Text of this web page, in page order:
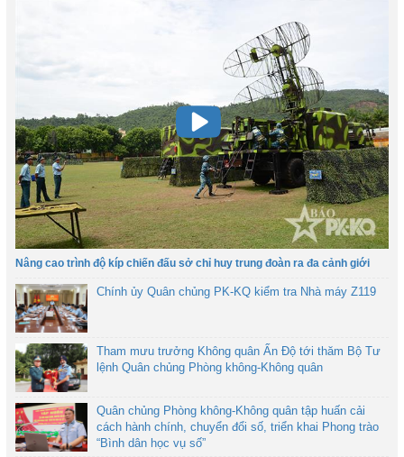
Nâng cao trình độ kíp chiến đấu sở chỉ huy trung đoàn ra đa cảnh giới
Chính ủy Quân chủng PK-KQ kiểm tra Nhà máy Z119
Tham mưu trưởng Không quân Ấn Độ tới thăm Bộ Tư
lệnh Quân chủng Phòng không-Không quân
Quân chủng Phòng không-Không quân tập huấn cải
cách hành chính, chuyển đổi số, triển khai Phong trào
“Bình dân học vụ số”